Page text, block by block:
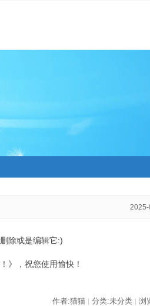
除或是编辑它:)
》，祝您使用愉快！
作者:猫猫 | 分类:未分类 | 浏